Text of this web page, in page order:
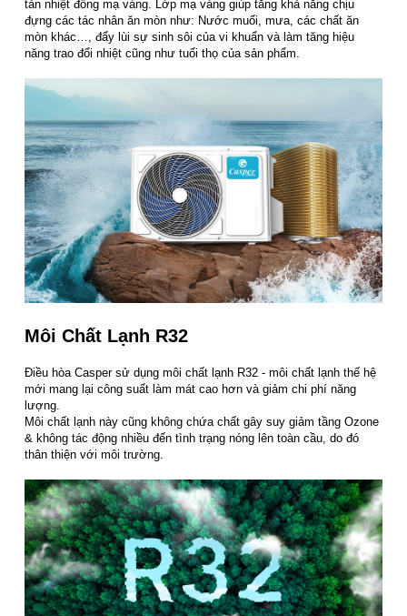
tản nhiệt đồng mạ vàng. Lớp mạ vàng giúp tăng khả năng chịu
đựng các tác nhân ăn mòn như: Nước muối, mưa, các chất ăn
mòn khác…, đẩy lùi sự sinh sôi của vi khuẩn và làm tăng hiệu
năng trao đổi nhiệt cũng như tuổi thọ của sản phẩm.
Môi Chất Lạnh R32
Điều hòa Casper sử dụng môi chất lạnh R32 - môi chất lạnh thế hệ
mới mang lại công suất làm mát cao hơn và giảm chi phí năng
lượng.
Môi chất lạnh này cũng không chứa chất gây suy giảm tầng Ozone
& không tác động nhiều đến tình trạng nóng lên toàn cầu, do đó
thân thiện với môi trường.